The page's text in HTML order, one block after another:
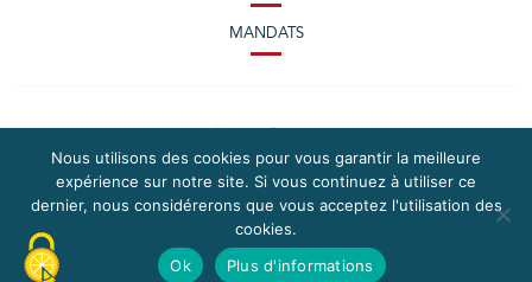
MANDATS
PLAN DU SITE
MENTIONS LÉGALES
CONTACTEZ LA CPME
Nous utilisons des cookies pour vous garantir la meilleure
expérience sur notre site. Si vous continuez à utiliser ce
dernier, nous considérerons que vous acceptez l'utilisation des
cookies.
Ok
Plus d'informations